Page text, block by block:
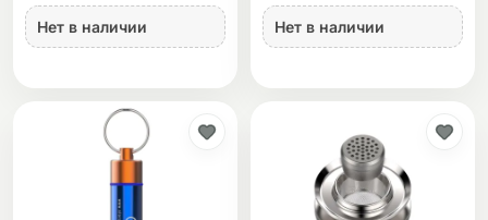
Нет в наличии Нет в наличии